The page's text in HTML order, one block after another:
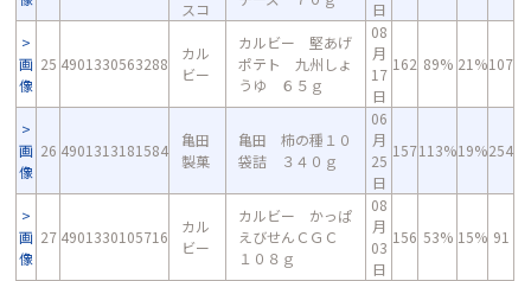
スコ
日
画
像
25 4901330563288
カル
ビー
カルビー 堅あげ
ポテト 九州しょ
うゆ ６５ｇ
08
月
17
日
162 89% 21%107
画
像
26 4901313181584
亀田
製菓
亀田 柿の種１０
袋詰 ３４０ｇ
06
月
25
日
157113%19%254
画
像
27 4901330105716
カル
ビー
カルビー かっぱ
えびせんＣＧＣ
１０８ｇ
08
月
03
日
156 53% 15% 91